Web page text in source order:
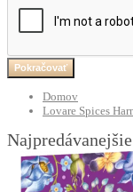
Pokračovať
Domov
Lovare Spices